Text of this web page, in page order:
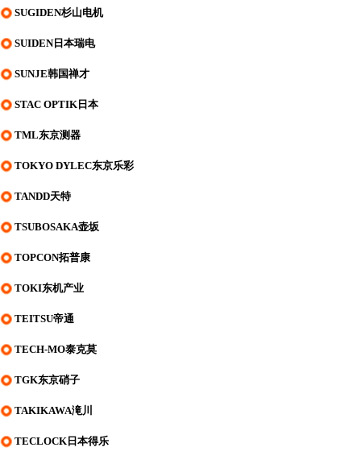
SUGIDEN杉山电机
SUIDEN日本瑞电
SUNJE韩国禅才
STAC OPTIK日本
TML东京测器
TOKYO DYLEC东京乐彩
TANDD天特
TSUBOSAKA壶坂
TOPCON拓普康
TOKI东机产业
TEITSU帝通
TECH-MO泰克莫
TGK东京硝子
TAKIKAWA滝川
TECLOCK日本得乐